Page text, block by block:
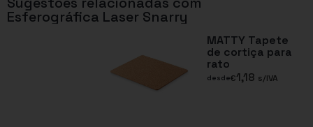
Esferográfica Laser Snarry
MATTY Tapete
de cortiça para
rato
desde€1,18 s/IVA